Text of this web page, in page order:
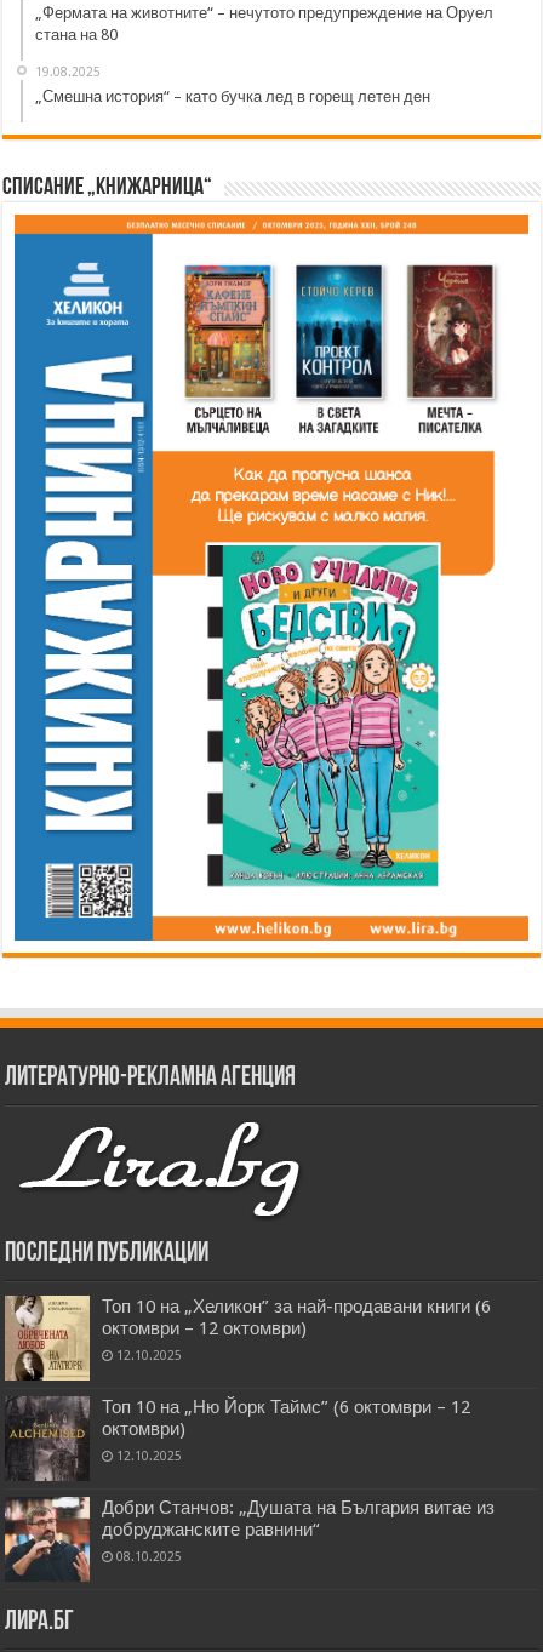
„Фермата на животните“ – нечутото предупреждение на Оруел
стана на 80
19.08.2025
„Смешна история“ – като бучка лед в горещ летен ден
Списание „Книжарница“
Литературно-рекламна агенция
Последни публикации
Топ 10 на „Хеликон” за най-продавани книги (6
октомври – 12 октомври)
12.10.2025
Топ 10 на „Ню Йорк Таймс” (6 октомври – 12
октомври)
12.10.2025
Добри Станчов: „Душата на България витае из
добруджанските равнини“
08.10.2025
Лира.бг